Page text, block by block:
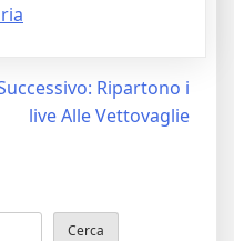
Ripartono i
live Alle Vettovaglie
Cerca